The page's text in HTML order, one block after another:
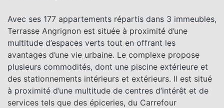
Avec ses 177 appartements répartis dans 3 immeubles,
Terrasse Angrignon est située à proximité d’une
multitude d’espaces verts tout en offrant les
avantages d’une vie urbaine. Le complexe propose
plusieurs commodités, dont une piscine extérieure et
des stationnements intérieurs et extérieurs. Il est situé
à proximité d’une multitude de centres d’intérêt et de
services tels que des épiceries, du Carrefour